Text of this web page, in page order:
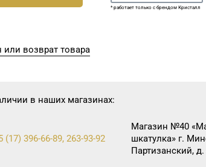
* работает только с брендом Кристалл
или возврат товара
в наших магазинах:
(17) 396-66-89, 263-93-92
Магазин №40
шкатулка» г.
Партизанский,